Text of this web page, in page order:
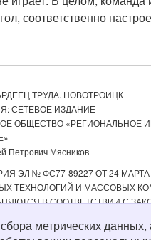
соответственно
ТРУДА. НОВОТРОИЦК
СЕТЕВОЕ ИЗДАНИЕ
ОБЩЕСТВО «РЕГИОНАЛЬНОЕ
Петрович Мясников
ЭЛ № ФС77-89227 ОТ 24
ТЕХНОЛОГИЙ И МАССОВЫХ
В СООТВЕТСТВИИ С
А ТАКЖЕ ЗА
метрических